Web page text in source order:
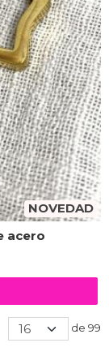
NOVEDAD
acero
de 99